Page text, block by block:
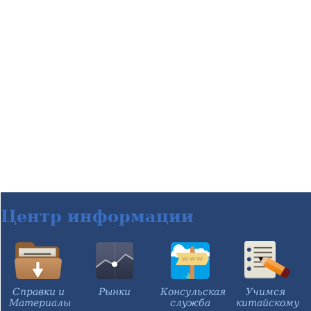
Центр информации
Справки и
Материалы
Рынки
Консульская
служба
Учимся
китайскому